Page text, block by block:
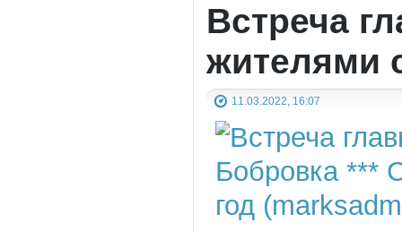
Встреча
жителями
11.03.2022, 16:07